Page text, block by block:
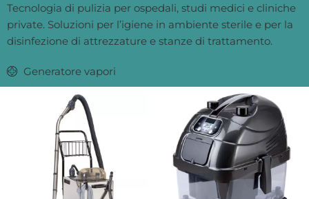
Tecnologia di pulizia per ospedali, studi medici e cliniche
private. Soluzioni per l’igiene in ambiente sterile e per la
disinfezione di attrezzature e stanze di trattamento.
Generatore vapori